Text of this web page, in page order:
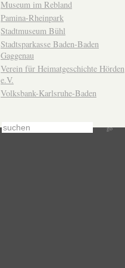
Museum im Rebland
Pamina-Rheinpark
Stadtmuseum Bühl
Stadtsparkasse Baden-Baden
Gaggenau
Verein für Heimatgeschichte Hörden
e.V.
Volksbank-Karlsruhe-Baden